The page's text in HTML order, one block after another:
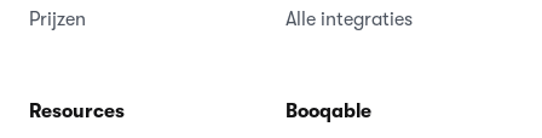
Prijzen
Alle integraties
Resources
Booqable